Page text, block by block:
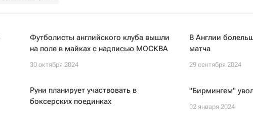
Футболисты английского клуба вышли
на поле в майках с надписью МОСКВА
30 октября 2024
В Англии
матча
29 сентября 2024
Руни планирует участвовать в
боксерских поединках
"Бирмингем"
02 января 2024